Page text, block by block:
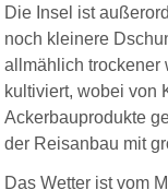
Die Insel ist
noch kleinere
allmählich trockener
kultiviert, wobei von
Ackerbauprodukte
der Reisanbau mit
Das Wetter ist vom